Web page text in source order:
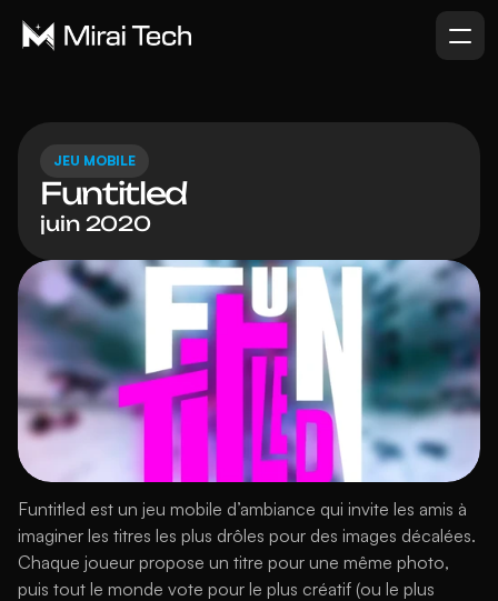
JEU MOBILE
Funtitled
juin 2020
Funtitled est un jeu mobile d’ambiance qui invite les amis à
imaginer les titres les plus drôles pour des images décalées.
Chaque joueur propose un titre pour une même photo,
puis tout le monde vote pour le plus créatif (ou le plus